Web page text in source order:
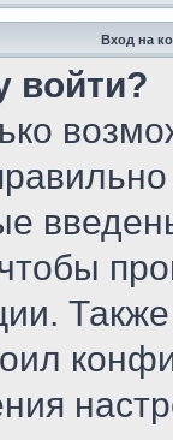
Вход на
войти?